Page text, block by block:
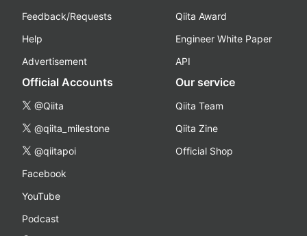
Feedback/Requests
Help
Advertisement
Qiita Award
Engineer White Paper
API
Official Accounts
@Qiita
@qiita_milestone
@qiitapoi
Facebook
YouTube
Podcast
Our service
Qiita Team
Qiita Zine
Official Shop